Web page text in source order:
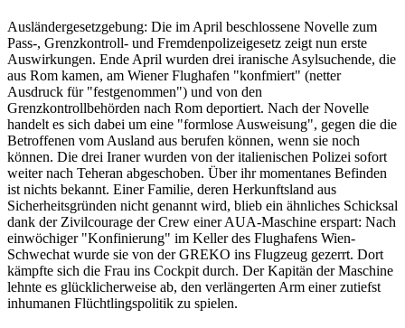
Ausländergesetzgebung: Die im April beschlossene Novelle zum
Pass-, Grenzkontroll- und Fremdenpolizeigesetz zeigt nun erste
Auswirkungen. Ende April wurden drei iranische Asylsuchende, die
aus Rom kamen, am Wiener Flughafen "konfmiert" (netter
Ausdruck für "festgenommen") und von den
Grenzkontrollbehörden nach Rom deportiert. Nach der Novelle
handelt es sich dabei um eine "formlose Ausweisung", gegen die die
Betroffenen vom Ausland aus berufen können, wenn sie noch
können. Die drei Iraner wurden von der italienischen Polizei sofort
weiter nach Teheran abgeschoben. Über ihr momentanes Befinden
ist nichts bekannt. Einer Familie, deren Herkunftsland aus
Sicherheitsgründen nicht genannt wird, blieb ein ähnliches Schicksal
dank der Zivilcourage der Crew einer AUA-Maschine erspart: Nach
einwöchiger "Konfinierung" im Keller des Flughafens Wien-
Schwechat wurde sie von der GREKO ins Flugzeug gezerrt. Dort
kämpfte sich die Frau ins Cockpit durch. Der Kapitän der Maschine
lehnte es glücklicherweise ab, den verlängerten Arm einer zutiefst
inhumanen Flüchtlingspolitik zu spielen.